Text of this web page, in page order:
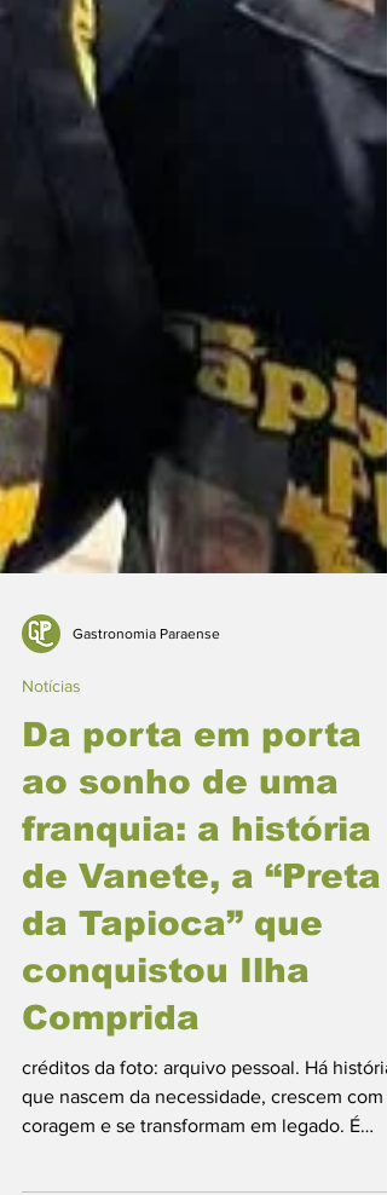
Gastronomia Paraense
Notícias
Da porta em porta
ao sonho de uma
franquia: a história
de Vanete, a “Preta
da Tapioca” que
conquistou Ilha
Comprida